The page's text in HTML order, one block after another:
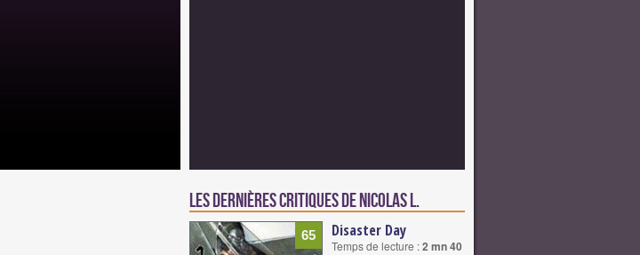
Les dernières critiques de Nicolas L.
65 Disaster Day
Temps de lecture :2 mn 40